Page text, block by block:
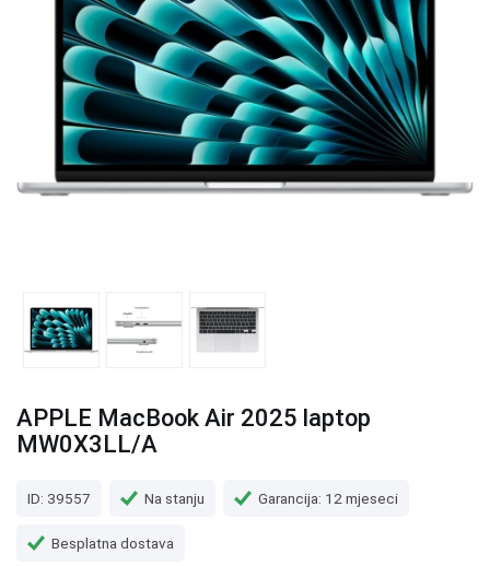
APPLE MacBook Air 2025 laptop
MW0X3LL/A
ID: 39557 Na stanju Garancija: 12 mjeseci
Besplatna dostava